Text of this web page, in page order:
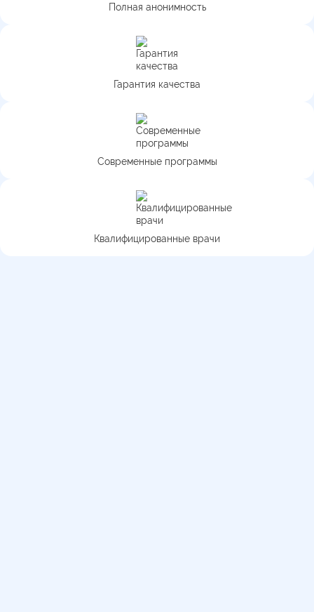
Полная анонимность
Гарантия качества
Современные программы
Квалифицированные врачи